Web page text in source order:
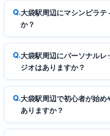
大袋駅周辺にマシンピラ
か？
大袋駅周辺にパーソナル
ジオはありますか？
大袋駅周辺で初心者が始
ありますか？